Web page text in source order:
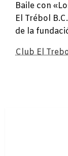
Baile con
El Trébol
de la
Club El